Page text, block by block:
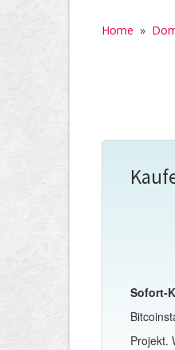
Home »
Sofort-
Projekt.